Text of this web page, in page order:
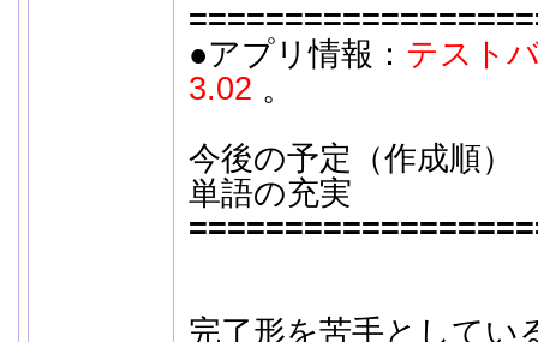
●アプリ情報： テスト
3.02 。
今後の予定（作成順）
単語の充実
完了形を苦手としてい